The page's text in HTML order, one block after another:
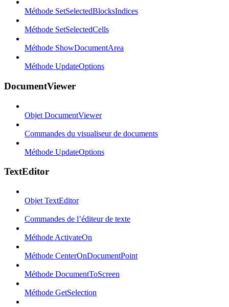
Méthode SetSelectedBlocksIndices
Méthode SetSelectedCells
Méthode ShowDocumentArea
Méthode UpdateOptions
DocumentViewer
Objet DocumentViewer
Commandes du visualiseur de documents
Méthode UpdateOptions
TextEditor
Objet TextEditor
Commandes de l’éditeur de texte
Méthode ActivateOn
Méthode CenterOnDocumentPoint
Méthode DocumentToScreen
Méthode GetSelection